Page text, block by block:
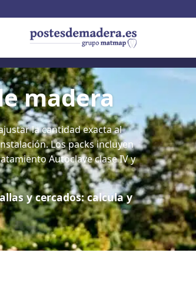
madera
la cantidad exacta al
Los packs incluyen
Autoclave clase IV y
y cercados: calcula y